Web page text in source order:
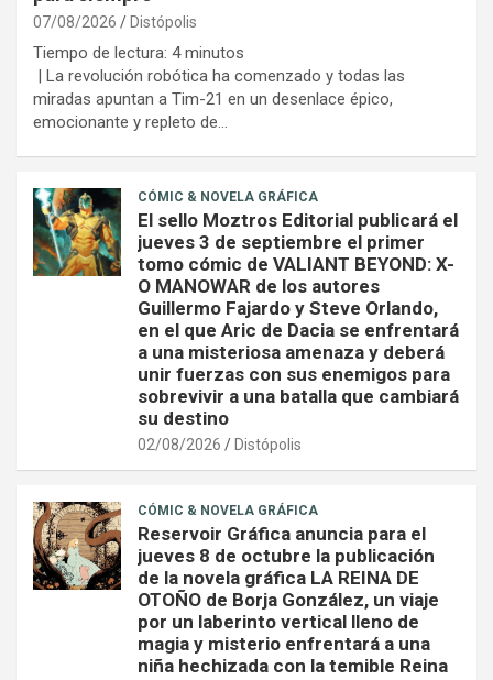
07/08/2026 Distópolis
Tiempo de lectura: 4 minutos
| La revolución robótica ha comenzado y todas las
miradas apuntan a Tim-21 en un desenlace épico,
emocionante y repleto de…
CÓMIC & NOVELA GRÁFICA
El sello Moztros Editorial publicará el
jueves 3 de septiembre el primer
tomo cómic de VALIANT BEYOND: X-
O MANOWAR de los autores
Guillermo Fajardo y Steve Orlando,
en el que Aric de Dacia se enfrentará
a una misteriosa amenaza y deberá
unir fuerzas con sus enemigos para
sobrevivir a una batalla que cambiará
su destino
02/08/2026 Distópolis
CÓMIC & NOVELA GRÁFICA
Reservoir Gráfica anuncia para el
jueves 8 de octubre la publicación
de la novela gráfica LA REINA DE
OTOÑO de Borja González, un viaje
por un laberinto vertical lleno de
magia y misterio enfrentará a una
niña hechizada con la temible Reina